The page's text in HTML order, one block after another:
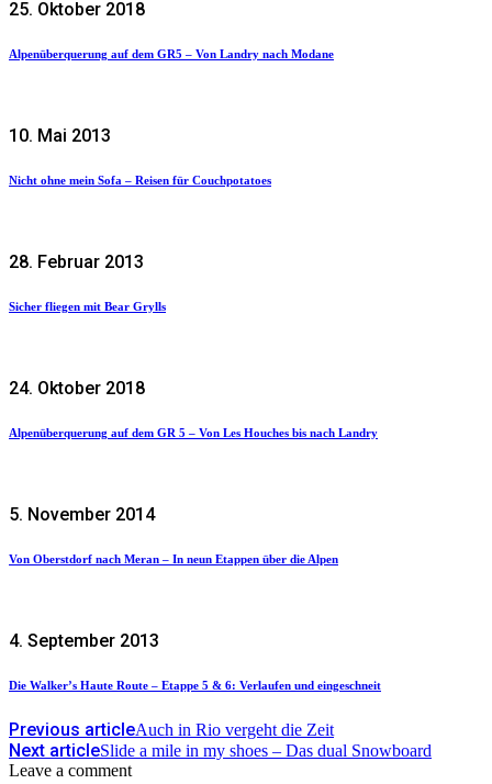
25. Oktober 2018
Alpenüberquerung auf dem GR5 – Von Landry nach Modane
10. Mai 2013
Nicht ohne mein Sofa – Reisen für Couchpotatoes
28. Februar 2013
Sicher fliegen mit Bear Grylls
24. Oktober 2018
Alpenüberquerung auf dem GR 5 – Von Les Houches bis nach Landry
5. November 2014
Von Oberstdorf nach Meran – In neun Etappen über die Alpen
4. September 2013
Die Walker’s Haute Route – Etappe 5 & 6: Verlaufen und eingeschneit
Previous articleAuch in Rio vergeht die Zeit
Next articleSlide a mile in my shoes – Das dual Snowboard
Leave a comment